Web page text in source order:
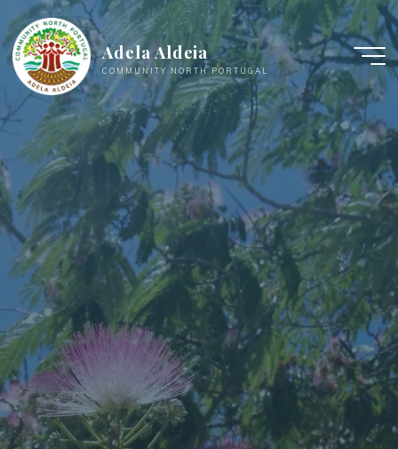
Zum
Inhalt
springen
Adela Aldeia
COMMUNITY NORTH PORTUGAL